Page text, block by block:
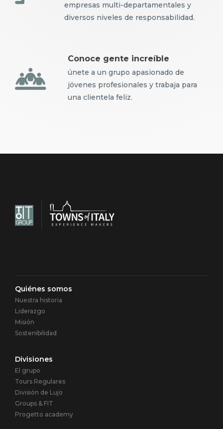
empresas multi-departamentales y
diversos niveles de responsabilidad.
Conoce gente increíble
únete a un grupo apasionado de
jóvenes profesionales y trabaja para
una clientela feliz.
Navigazione
principale
Quiénes somos
Nuestra historia
Liderazgo
Misión
Sostenibilidad
Divisiones
El grupo
Tours Regulares
División de Lujo
Groups & FIT
Progetto academy